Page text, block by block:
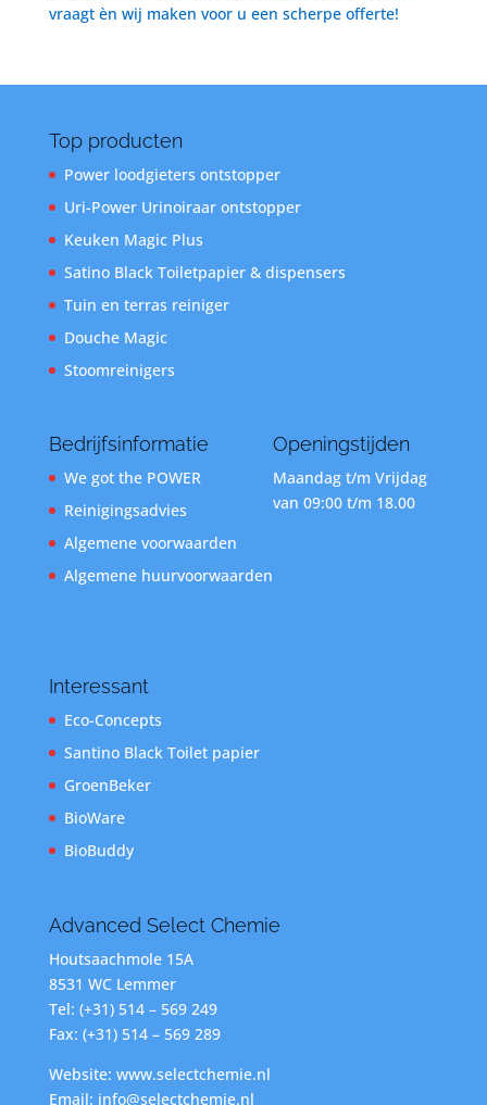
vraagt èn wij maken voor u een scherpe offerte!
Top producten
Power loodgieters ontstopper
Uri-Power Urinoiraar ontstopper
Keuken Magic Plus
Satino Black Toiletpapier & dispensers
Tuin en terras reiniger
Douche Magic
Stoomreinigers
Bedrijfsinformatie
We got the POWER
Reinigingsadvies
Algemene voorwaarden
Algemene huurvoorwaarden
Openingstijden
Maandag t/m Vrijdag
van 09:00 t/m 18.00
Interessant
Eco-Concepts
Santino Black Toilet papier
GroenBeker
BioWare
BioBuddy
Advanced Select Chemie
Houtsaachmole 15A
8531 WC Lemmer
Tel: (+31) 514 – 569 249
Fax: (+31) 514 – 569 289
Website: www.selectchemie.nl
Email: info@selectchemie.nl